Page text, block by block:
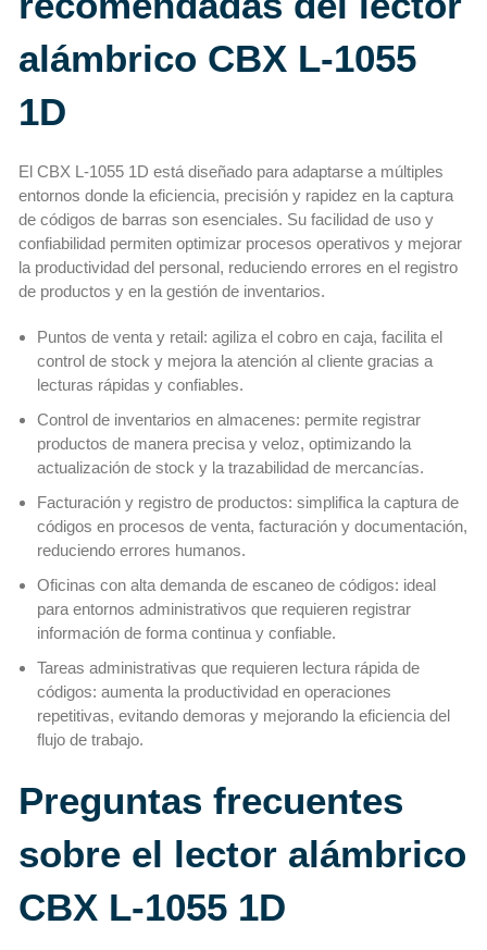
alámbrico CBX L-1055
1D
El CBX L-1055 1D está diseñado para adaptarse a múltiples
entornos donde la eficiencia, precisión y rapidez en la captura
de códigos de barras son esenciales. Su facilidad de uso y
confiabilidad permiten optimizar procesos operativos y mejorar
la productividad del personal, reduciendo errores en el registro
de productos y en la gestión de inventarios.
Puntos de venta y retail: agiliza el cobro en caja, facilita el
control de stock y mejora la atención al cliente gracias a
lecturas rápidas y confiables.
Control de inventarios en almacenes: permite registrar
productos de manera precisa y veloz, optimizando la
actualización de stock y la trazabilidad de mercancías.
Facturación y registro de productos: simplifica la captura de
códigos en procesos de venta, facturación y documentación,
reduciendo errores humanos.
Oficinas con alta demanda de escaneo de códigos: ideal
para entornos administrativos que requieren registrar
información de forma continua y confiable.
Tareas administrativas que requieren lectura rápida de
códigos: aumenta la productividad en operaciones
repetitivas, evitando demoras y mejorando la eficiencia del
flujo de trabajo.
Preguntas frecuentes
sobre el lector alámbrico
CBX L-1055 1D